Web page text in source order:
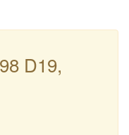
D19,